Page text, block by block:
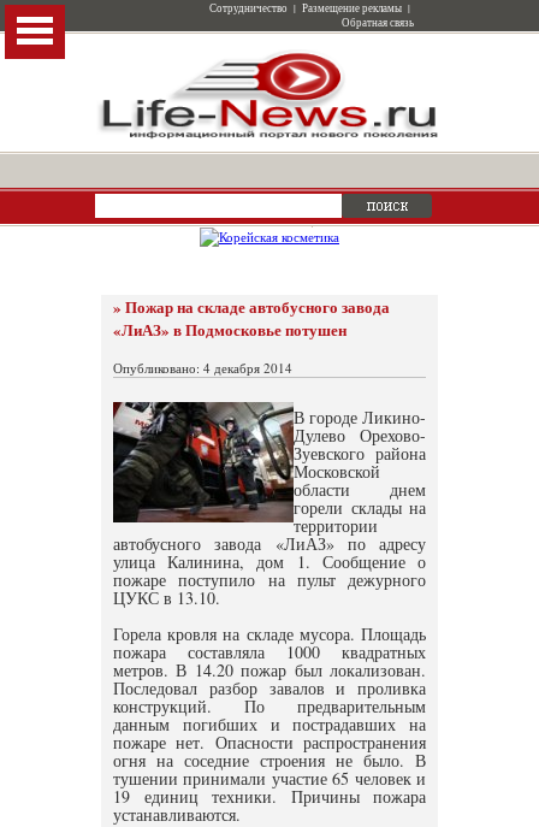
Сотрудничество | Размещение рекламы |
Обратная связь
» Пожар на складе автобусного завода
«ЛиАЗ» в Подмосковье потушен
Опубликовано: 4 декабря 2014
В городе Ликино-
Дулево Орехово-
Зуевского района
Московской
области днем
горели склады на
территории
автобусного завода «ЛиАЗ» по адресу
улица Калинина, дом 1. Сообщение о
пожаре поступило на пульт дежурного
ЦУКС в 13.10.
Горела кровля на складе мусора. Площадь
пожара составляла 1000 квадратных
метров. В 14.20 пожар был локализован.
Последовал разбор завалов и проливка
конструкций. По предварительным
данным погибших и пострадавших на
пожаре нет. Опасности распространения
огня на соседние строения не было. В
тушении принимали участие 65 человек и
19 единиц техники. Причины пожара
устанавливаются.